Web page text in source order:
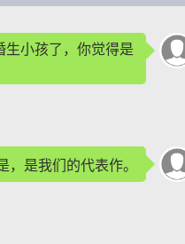
生小孩了，你觉得是
，是我们的代表作。